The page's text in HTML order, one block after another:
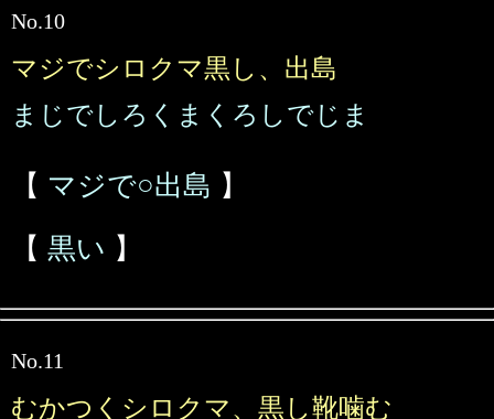
No.10
マジでシロクマ黒し、出島
まじでしろくまくろしでじま
【 マジで○出島 】
【 黒い 】
No.11
むかつくシロクマ、黒し靴噛む